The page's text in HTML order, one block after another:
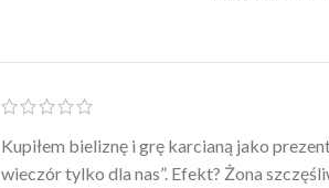
Po prostu WOW! Szlafrok to sztos – lekki,
wygląda jak z luksusowego butiku. Noszę